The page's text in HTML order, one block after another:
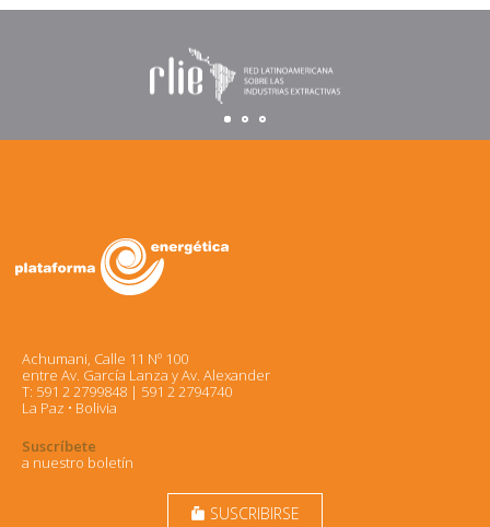
Achumani, Calle 11 Nº 100
entre Av. García Lanza y Av. Alexander
T: 591 2 2799848 | 591 2 2794740
La Paz • Bolivia
Suscríbete
a nuestro boletín
markunread_mailbox SUSCRIBIRSE